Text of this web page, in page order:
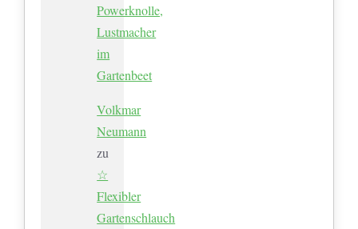
Powerknolle,
Lustmacher
im
Gartenbeet
Volkmar
Neumann
zu
☆
Flexibler
Gartenschlauch